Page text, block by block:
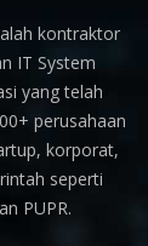
kontraktor
IT System
yang telah
perusahaan
korporat,
seperti
PUPR.